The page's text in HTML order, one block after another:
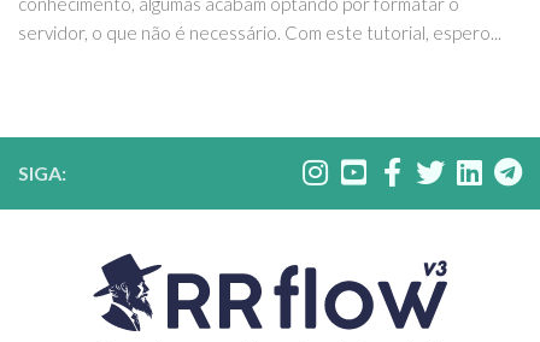
servidor, o que não é necessário. Com este tutorial, espero...
SIGA: